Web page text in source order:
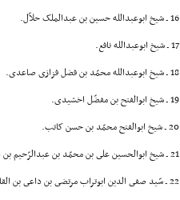
16 ـ شیخ ابوعبدالله حسین بن عبدالملک حلاّل.
17 ـ شیخ ابوعبدالله نافع.
18 ـ شیخ ابوعبدالله محمّد بن فضل فزازى صاعدى.
19 ـ شیخ ابوالفتح بن مفضّل اخشیدى.
20 ـ شیخ ابوالفتح محمّد بن حسن کاتب.
21 ـ شیخ ابوالحسین على بن محمّد بن عبدالرّحیم بن دینار.
22 ـ سّید صفى الدین ابوتراب مرتضى بن داعى بن القاسم حسنى رازی صاحب کتاب